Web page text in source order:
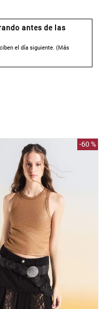
antes de las
el día siguiente. (Más
-60 %